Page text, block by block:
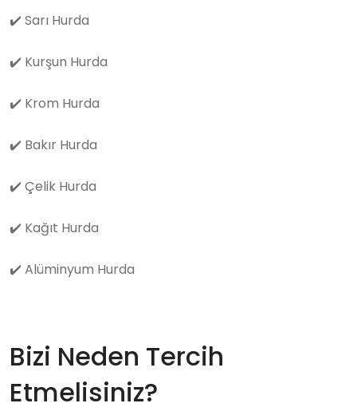
✔️ Sarı Hurda
✔️ Kurşun Hurda
✔️ Krom Hurda
✔️ Bakır Hurda
✔️ Çelik Hurda
✔️ Kağıt Hurda
✔️ Alüminyum Hurda
Bizi Neden Tercih
Etmelisiniz?